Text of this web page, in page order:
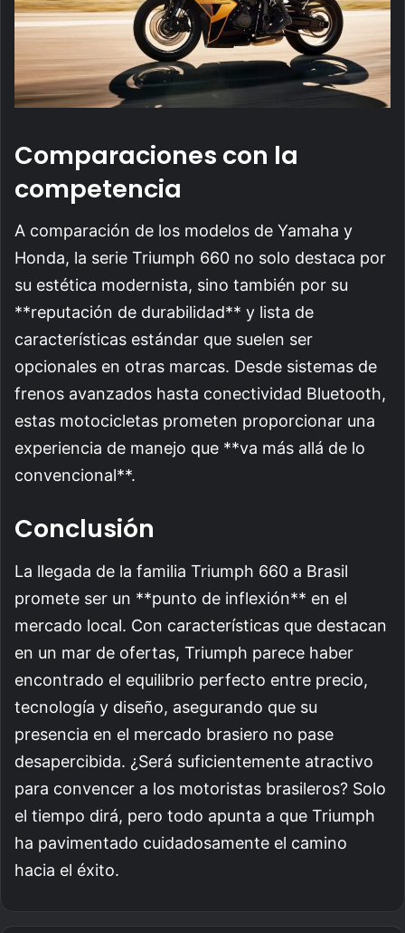
Comparaciones con la
competencia
A comparación de los modelos de Yamaha y
Honda, la serie Triumph 660 no solo destaca por
su estética modernista, sino también por su
**reputación de durabilidad** y lista de
características estándar que suelen ser
opcionales en otras marcas. Desde sistemas de
frenos avanzados hasta conectividad Bluetooth,
estas motocicletas prometen proporcionar una
experiencia de manejo que **va más allá de lo
convencional**.
Conclusión
La llegada de la familia Triumph 660 a Brasil
promete ser un **punto de inflexión** en el
mercado local. Con características que destacan
en un mar de ofertas, Triumph parece haber
encontrado el equilibrio perfecto entre precio,
tecnología y diseño, asegurando que su
presencia en el mercado brasiero no pase
desapercibida. ¿Será suficientemente atractivo
para convencer a los motoristas brasileros? Solo
el tiempo dirá, pero todo apunta a que Triumph
ha pavimentado cuidadosamente el camino
hacia el éxito.